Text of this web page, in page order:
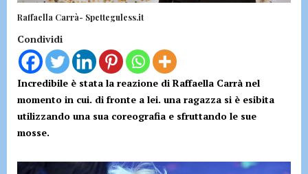
Raffaella Carrà- Spetteguless.it
Condividi
Incredibile è stata la reazione di Raffaella Carrà nel
momento in cui. di fronte a lei. una ragazza si è esibita
utilizzando una sua coreografia e sfruttando le sue
mosse.